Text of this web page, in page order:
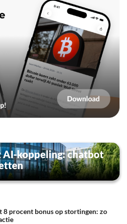
AI-koppeling: chatbot
8 procent bonus op stortingen: zo